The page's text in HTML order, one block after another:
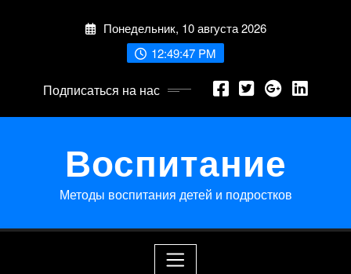
Понедельник, 10 августа 2026
12:49:48 PM
Подписаться на нас
Воспитание
Методы воспитания детей и подростков